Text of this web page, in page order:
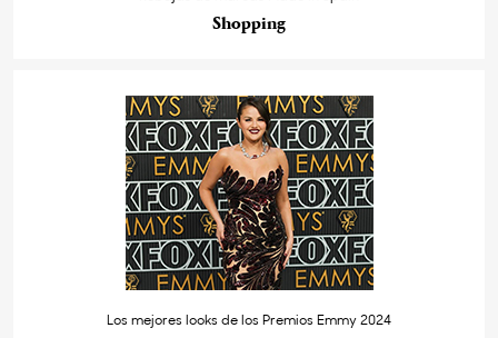
Shopping
Los mejores looks de los Premios Emmy 2024